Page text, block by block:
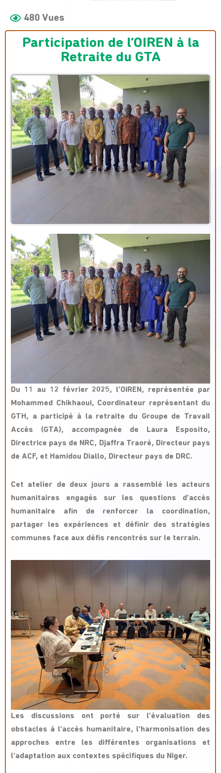
480 Vues
Participation de l’OIREN à la
Retraite du GTA
Du 11 au 12 février 2025, l’OIREN, représentée par
Mohammed Chikhaoui, Coordinateur représentant du
GTH, a participé à la retraite du Groupe de Travail
Accès (GTA), accompagnée de Laura Esposito,
Directrice pays de NRC, Djaffra Traoré, Directeur pays
de ACF, et Hamidou Diallo, Directeur pays de DRC.
Cet atelier de deux jours a rassemblé les acteurs
humanitaires engagés sur les questions d'accès
humanitaire afin de renforcer la coordination,
partager les expériences et définir des stratégies
communes face aux défis rencontrés sur le terrain.
Les discussions ont porté sur l'évaluation des
obstacles à l'accès humanitaire, l'harmonisation des
approches entre les différentes organisations et
l'adaptation aux contextes spécifiques du Niger.